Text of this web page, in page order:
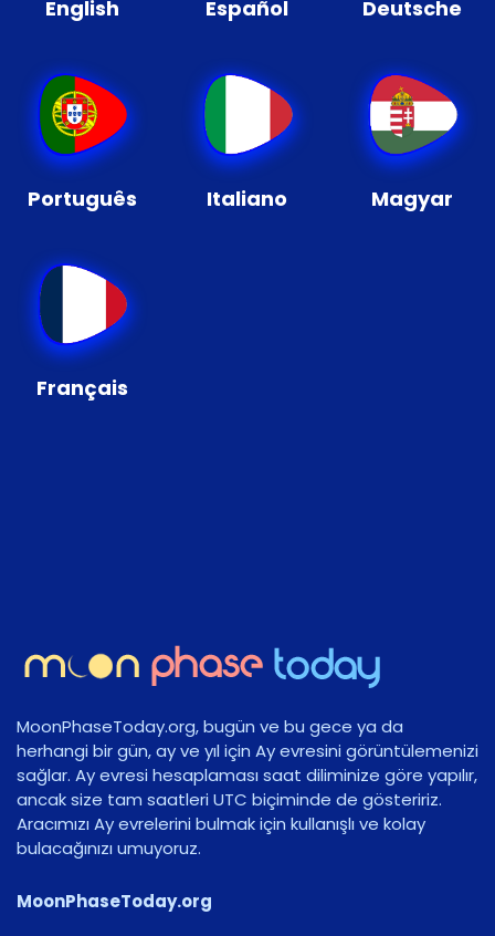
English Español Deutsche
Português Italiano Magyar
Français
MoonPhaseToday.org, bugün ve bu gece ya da
herhangi bir gün, ay ve yıl için Ay evresini görüntülemenizi
sağlar. Ay evresi hesaplaması saat diliminize göre yapılır,
ancak size tam saatleri UTC biçiminde de gösteririz.
Aracımızı Ay evrelerini bulmak için kullanışlı ve kolay
bulacağınızı umuyoruz.
MoonPhaseToday.org